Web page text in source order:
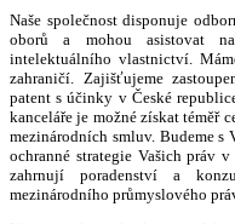
Naše společnost disponuje
oborů a mohou asistovat
intelektuálního vlastnictví.
zahraničí. Zajišťujeme
patent s účinky v České
kanceláře je možné získat téměř
mezinárodních smluv. Budeme
ochranné strategie Vašich práv
zahrnují poradenství a
mezinárodního průmyslového